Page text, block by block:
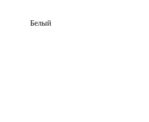
Белый